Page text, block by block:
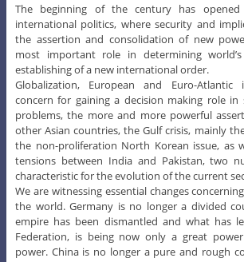
The beginning of the century has
international politics, where security and
the assertion and consolidation of new
most important role in determining
establishing of a new international order.
Globalization, European and Euro-Atlantic
concern for gaining a decision making role in
problems, the more and more powerful
other Asian countries, the Gulf crisis, mainly
the non-proliferation North Korean issue, as
tensions between India and Pakistan, two
characteristic for the evolution of the current
We are witnessing essential changes
the world. Germany is no longer a divided
empire has been dismantled and what has
Federation, is being now only a great
power. China is no longer a pure and rough